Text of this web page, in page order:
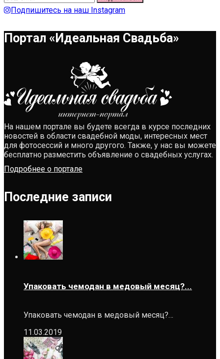
Подпишитесь на наш Instagram
Портал «Идеальная Свадьба»
На нашем портале вы будете всегда в курсе последних
новостей в области свадебной моды, интересных мест
для фотосессий и много другого. Также, у нас вы можете
бесплатно разместить объявление о свадебных услугах.
Подробнее о портале
Последние записи
Упаковать чемодан в медовый месяц?...
Упаковать чемодан в медовый месяц?…
11.03.2019